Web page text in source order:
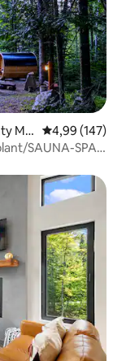
Mu
Évaluation
4,99 (147)
SAUNA-SPA-